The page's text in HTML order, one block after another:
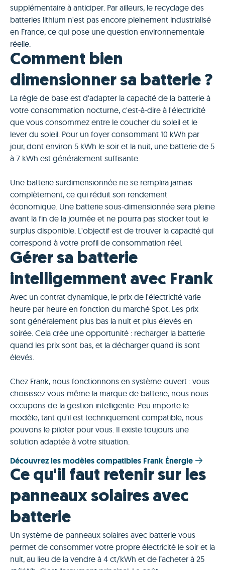
supplémentaire à anticiper. Par ailleurs, le recyclage des
batteries lithium n'est pas encore pleinement industrialisé
en France, ce qui pose une question environnementale
réelle.
Comment bien
dimensionner sa batterie ?
La règle de base est d'adapter la capacité de la batterie à
votre consommation nocturne, c'est-à-dire à l'électricité
que vous consommez entre le coucher du soleil et le
lever du soleil. Pour un foyer consommant 10 kWh par
jour, dont environ 5 kWh le soir et la nuit, une batterie de 5
à 7 kWh est généralement suffisante.
Une batterie surdimensionnée ne se remplira jamais
complètement, ce qui réduit son rendement
économique. Une batterie sous-dimensionnée sera pleine
avant la fin de la journée et ne pourra pas stocker tout le
surplus disponible. L'objectif est de trouver la capacité qui
correspond à votre profil de consommation réel.
Gérer sa batterie
intelligemment avec Frank
Avec un contrat dynamique, le prix de l'électricité varie
heure par heure en fonction du marché Spot. Les prix
sont généralement plus bas la nuit et plus élevés en
soirée. Cela crée une opportunité : recharger la batterie
quand les prix sont bas, et la décharger quand ils sont
élevés.
Chez Frank, nous fonctionnons en système ouvert : vous
choisissez vous-même la marque de batterie, nous nous
occupons de la gestion intelligente. Peu importe le
modèle, tant qu'il est techniquement compatible, nous
pouvons le piloter pour vous. Il existe toujours une
solution adaptée à votre situation.
Découvrez les modèles compatibles Frank Énergie
Ce qu'il faut retenir sur les
panneaux solaires avec
batterie
Un système de panneaux solaires avec batterie vous
permet de consommer votre propre électricité le soir et la
nuit, au lieu de la vendre à 4 ct/kWh et de l’acheter à 25